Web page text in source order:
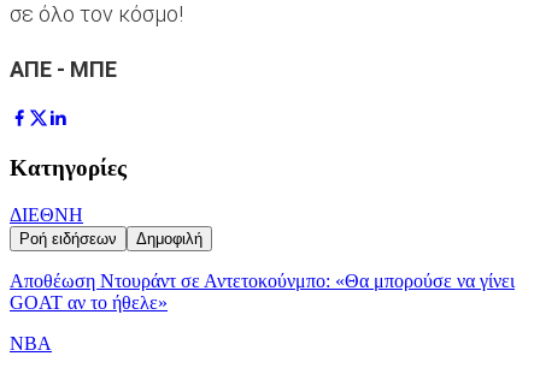
σε όλο τον κόσμο!
ΑΠΕ - ΜΠΕ
Κατηγορίες
ΔΙΕΘΝΗ
Ροή ειδήσεων Δημοφιλή
Αποθέωση Ντουράντ σε Αντετοκούνμπο: «Θα μπορούσε να γίνει
GOAT αν το ήθελε»
NBA